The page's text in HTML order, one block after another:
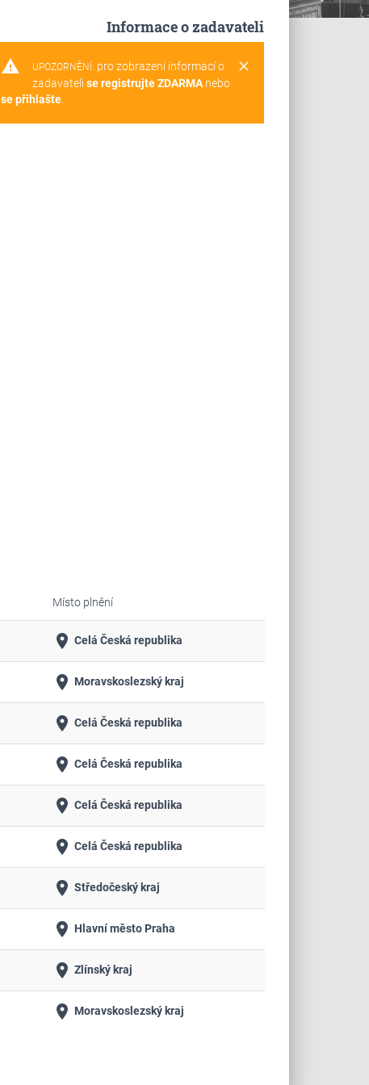
Informace o zadavateli
warning clear
UPOZORNĚNÍ: pro zobrazení informací o
zadavateli se registrujte ZDARMAnebo
se přihlašte.
Místo plnění
place Celá Česká republika
place Moravskoslezský kraj
place Celá Česká republika
place Celá Česká republika
place Celá Česká republika
place Celá Česká republika
place Středočeský kraj
place Hlavní město Praha
place Zlínský kraj
place Moravskoslezský kraj